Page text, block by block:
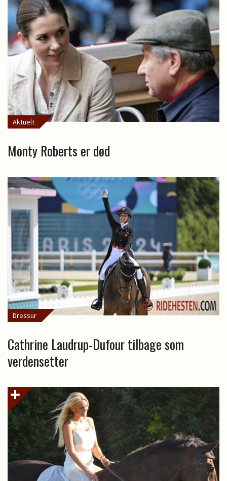
Aktuelt
Monty Roberts er død
Dressur
Cathrine Laudrup-Dufour tilbage som
verdensetter